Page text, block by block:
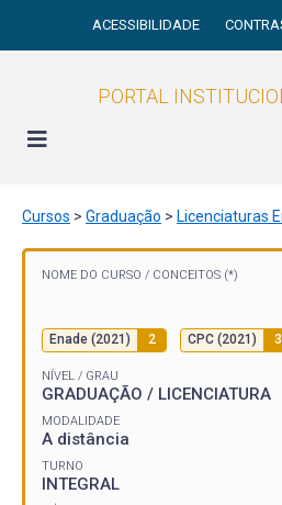
ACESSIBILIDADE
PORTAL
Cursos > Graduação > Licenciaturas
NOME DO CURSO / CONCEITOS (*)
Enade (2021) 2 CPC (2021) 3
NÍVEL / GRAU
GRADUAÇÃO / LICENCIATURA
MODALIDADE
A distância
TURNO
INTEGRAL